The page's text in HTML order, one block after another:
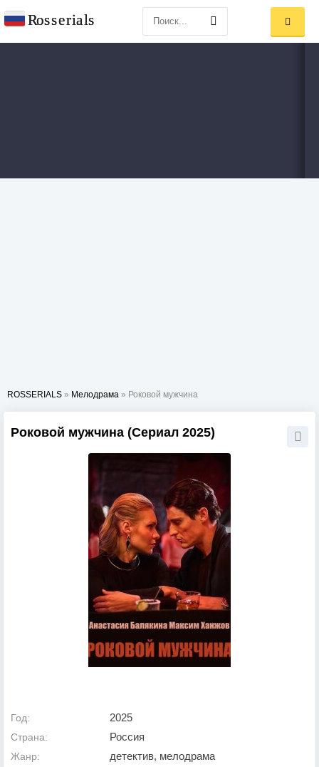
ROSSERIALS » Мелодрама » Роковой мужчина
Роковой мужчина (Сериал 2025)
Год: 2025
Страна: Россия
Жанр: детектив, мелодрама